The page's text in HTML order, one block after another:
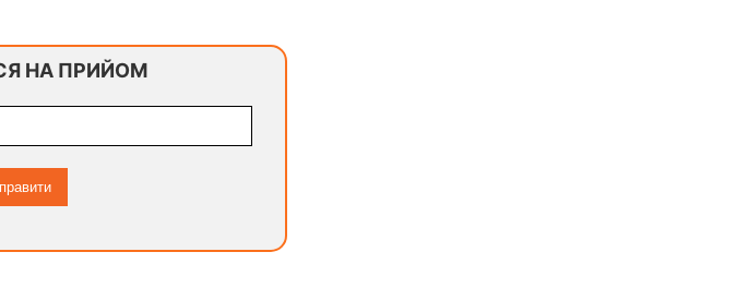
НА ПРИЙОМ